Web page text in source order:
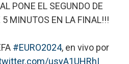
PONE EL SEGUNDO DE
5 MINUTOS EN LA FINAL!!!
#EURO2024, en vivo por
usyA1UHRhI